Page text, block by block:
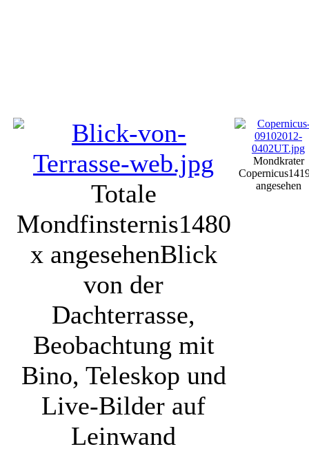
Totale
Mondfinsternis1480
x angesehenBlick
von der
Dachterrasse,
Beobachtung mit
Bino, Teleskop und
Live-Bilder auf
Leinwand
Mondkrater
Copernicus
angesehen